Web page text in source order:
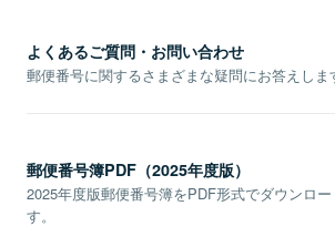
よくあるご質問・お問い合わせ
郵便番号に関するさまざまな疑問にお答えしま
郵便番号簿PDF（2025年度版）
2025年度版郵便番号簿をPDF形式でダウンロー
す。